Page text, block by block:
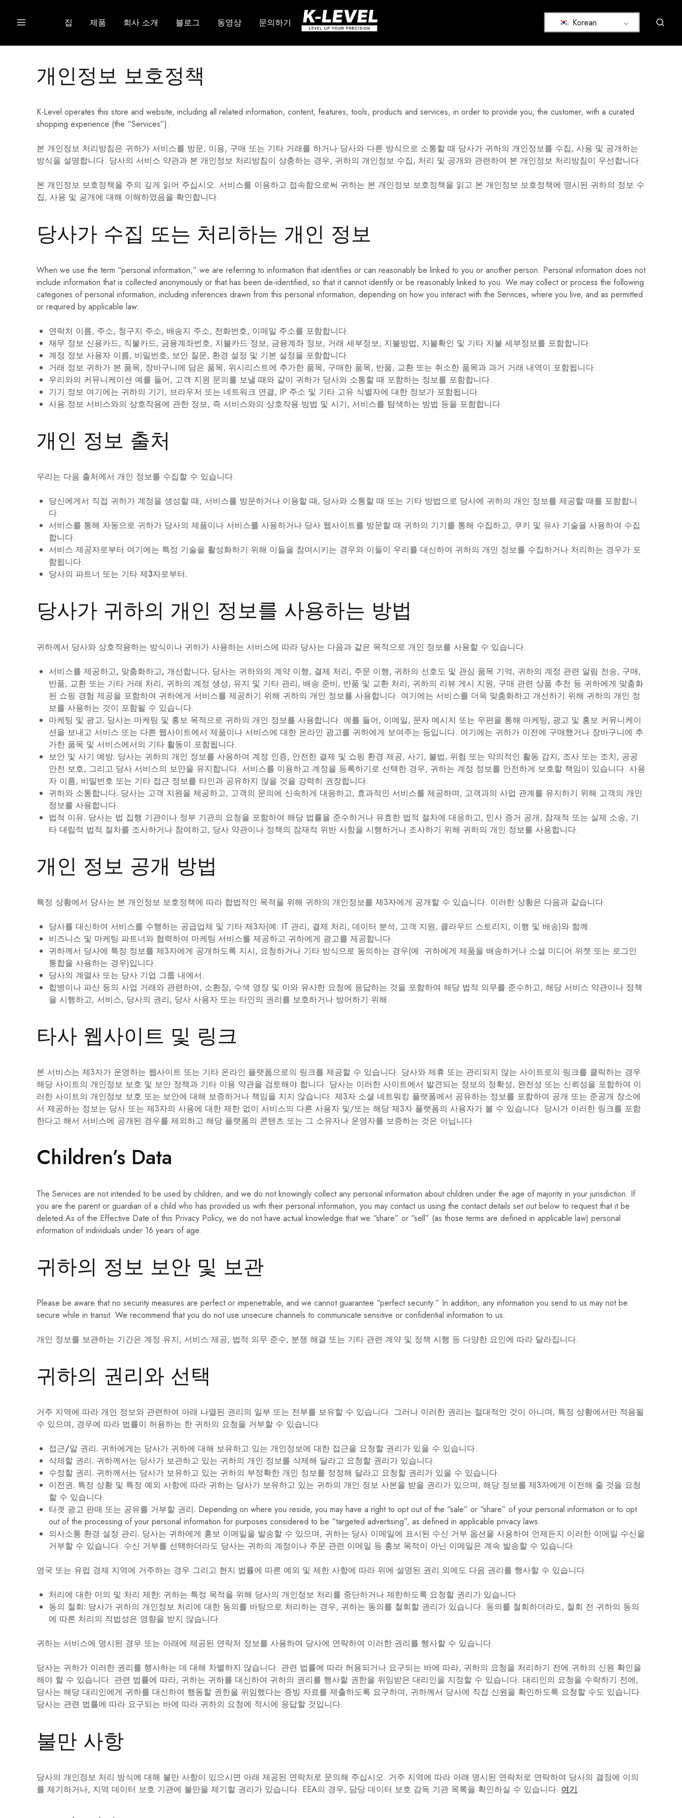
집 제품 회사 소개 블로그 동영상 문의하기 K-
레
비
의
제
조
업
당
사
레
이
레
벨,
레
저
레
리
등
전
급
레
이
저
구
의
연
구,
개
발
및
제
조
를
전
문
가
측
정
구
는
어
링
및
분
야
요
구
사
항
을
족
하
도
록
계
되
었
습
니
다.
Korean
개인정보 보호정책
K-Level operates this store and website, including all related information, content, features, tools, products and services, in order to provide you, the customer, with a curated
shopping experience (the “Services”).
본 개인정보 처리방침은 귀하가 서비스를 방문, 이용, 구매 또는 기타 거래를 하거나 당사와 다른 방식으로 소통할 때 당사가 귀하의 개인정보를 수집, 사용 및 공개하는
방식을 설명합니다. 당사의 서비스 약관과 본 개인정보 처리방침이 상충하는 경우, 귀하의 개인정보 수집, 처리 및 공개와 관련하여 본 개인정보 처리방침이 우선합니다.
본 개인정보 보호정책을 주의 깊게 읽어 주십시오. 서비스를 이용하고 접속함으로써 귀하는 본 개인정보 보호정책을 읽고 본 개인정보 보호정책에 명시된 귀하의 정보 수
집, 사용 및 공개에 대해 이해하였음을 확인합니다.
당사가 수집 또는 처리하는 개인 정보
When we use the term “personal information,” we are referring to information that identifies or can reasonably be linked to you or another person. Personal information does not
include information that is collected anonymously or that has been de-identified, so that it cannot identify or be reasonably linked to you. We may collect or process the following
categories of personal information, including inferences drawn from this personal information, depending on how you interact with the Services, where you live, and as permitted
or required by applicable law:
연락처 이름, 주소, 청구지 주소, 배송지 주소, 전화번호, 이메일 주소를 포함합니다.
재무 정보 신용카드, 직불카드, 금융계좌번호, 지불카드 정보, 금융계좌 정보, 거래 세부정보, 지불방법, 지불확인 및 기타 지불 세부정보를 포함합니다.
계정 정보 사용자 이름, 비밀번호, 보안 질문, 환경 설정 및 기본 설정을 포함합니다.
거래 정보 귀하가 본 품목, 장바구니에 담은 품목, 위시리스트에 추가한 품목, 구매한 품목, 반품, 교환 또는 취소한 품목과 과거 거래 내역이 포함됩니다.
우리와의 커뮤니케이션 예를 들어, 고객 지원 문의를 보낼 때와 같이 귀하가 당사와 소통할 때 포함하는 정보를 포함합니다.
기기 정보 여기에는 귀하의 기기, 브라우저 또는 네트워크 연결, IP 주소 및 기타 고유 식별자에 대한 정보가 포함됩니다.
사용 정보 서비스와의 상호작용에 관한 정보, 즉 서비스와의 상호작용 방법 및 시기, 서비스를 탐색하는 방법 등을 포함합니다.
개인 정보 출처
우리는 다음 출처에서 개인 정보를 수집할 수 있습니다.
당신에게서 직접 귀하가 계정을 생성할 때, 서비스를 방문하거나 이용할 때, 당사와 소통할 때 또는 기타 방법으로 당사에 귀하의 개인 정보를 제공할 때를 포함합니
다.
서비스를 통해 자동으로 귀하가 당사의 제품이나 서비스를 사용하거나 당사 웹사이트를 방문할 때 귀하의 기기를 통해 수집하고, 쿠키 및 유사 기술을 사용하여 수집
합니다.
서비스 제공자로부터 여기에는 특정 기술을 활성화하기 위해 이들을 참여시키는 경우와 이들이 우리를 대신하여 귀하의 개인 정보를 수집하거나 처리하는 경우가 포
함됩니다.
당사의 파트너 또는 기타 제3자로부터.
당사가 귀하의 개인 정보를 사용하는 방법
귀하께서 당사와 상호작용하는 방식이나 귀하가 사용하는 서비스에 따라 당사는 다음과 같은 목적으로 개인 정보를 사용할 수 있습니다.
서비스를 제공하고, 맞춤화하고, 개선합니다. 당사는 귀하와의 계약 이행, 결제 처리, 주문 이행, 귀하의 선호도 및 관심 품목 기억, 귀하의 계정 관련 알림 전송, 구매,
반품, 교환 또는 기타 거래 처리, 귀하의 계정 생성, 유지 및 기타 관리, 배송 준비, 반품 및 교환 처리, 귀하의 리뷰 게시 지원, 구매 관련 상품 추천 등 귀하에게 맞춤화
된 쇼핑 경험 제공을 포함하여 귀하에게 서비스를 제공하기 위해 귀하의 개인 정보를 사용합니다. 여기에는 서비스를 더욱 맞춤화하고 개선하기 위해 귀하의 개인 정
보를 사용하는 것이 포함될 수 있습니다.
마케팅 및 광고. 당사는 마케팅 및 홍보 목적으로 귀하의 개인 정보를 사용합니다. 예를 들어, 이메일, 문자 메시지 또는 우편을 통해 마케팅, 광고 및 홍보 커뮤니케이
션을 보내고 서비스 또는 다른 웹사이트에서 제품이나 서비스에 대한 온라인 광고를 귀하에게 보여주는 등입니다. 여기에는 귀하가 이전에 구매했거나 장바구니에 추
가한 품목 및 서비스에서의 기타 활동이 포함됩니다.
보안 및 사기 예방. 당사는 귀하의 개인 정보를 사용하여 계정 인증, 안전한 결제 및 쇼핑 환경 제공, 사기, 불법, 위험 또는 악의적인 활동 감지, 조사 또는 조치, 공공
안전 보호, 그리고 당사 서비스의 보안을 유지합니다. 서비스를 이용하고 계정을 등록하기로 선택한 경우, 귀하는 계정 정보를 안전하게 보호할 책임이 있습니다. 사용
자 이름, 비밀번호 또는 기타 접근 정보를 타인과 공유하지 않을 것을 강력히 권장합니다.
귀하와 소통합니다. 당사는 고객 지원을 제공하고, 고객의 문의에 신속하게 대응하고, 효과적인 서비스를 제공하며, 고객과의 사업 관계를 유지하기 위해 고객의 개인
정보를 사용합니다.
법적 이유. 당사는 법 집행 기관이나 정부 기관의 요청을 포함하여 해당 법률을 준수하거나 유효한 법적 절차에 대응하고, 민사 증거 공개, 잠재적 또는 실제 소송, 기
타 대립적 법적 절차를 조사하거나 참여하고, 당사 약관이나 정책의 잠재적 위반 사항을 시행하거나 조사하기 위해 귀하의 개인 정보를 사용합니다.
개인 정보 공개 방법
특정 상황에서 당사는 본 개인정보 보호정책에 따라 합법적인 목적을 위해 귀하의 개인정보를 제3자에게 공개할 수 있습니다. 이러한 상황은 다음과 같습니다.
당사를 대신하여 서비스를 수행하는 공급업체 및 기타 제3자(예: IT 관리, 결제 처리, 데이터 분석, 고객 지원, 클라우드 스토리지, 이행 및 배송)와 함께.
비즈니스 및 마케팅 파트너와 협력하여 마케팅 서비스를 제공하고 귀하에게 광고를 제공합니다.
귀하께서 당사에 특정 정보를 제3자에게 공개하도록 지시, 요청하거나 기타 방식으로 동의하는 경우(예: 귀하에게 제품을 배송하거나 소셜 미디어 위젯 또는 로그인
통합을 사용하는 경우)입니다.
당사의 계열사 또는 당사 기업 그룹 내에서.
합병이나 파산 등의 사업 거래와 관련하여, 소환장, 수색 영장 및 이와 유사한 요청에 응답하는 것을 포함하여 해당 법적 의무를 준수하고, 해당 서비스 약관이나 정책
을 시행하고, 서비스, 당사의 권리, 당사 사용자 또는 타인의 권리를 보호하거나 방어하기 위해.
타사 웹사이트 및 링크
본 서비스는 제3자가 운영하는 웹사이트 또는 기타 온라인 플랫폼으로의 링크를 제공할 수 있습니다. 당사와 제휴 또는 관리되지 않는 사이트로의 링크를 클릭하는 경우
해당 사이트의 개인정보 보호 및 보안 정책과 기타 이용 약관을 검토해야 합니다. 당사는 이러한 사이트에서 발견되는 정보의 정확성, 완전성 또는 신뢰성을 포함하여 이
러한 사이트의 개인정보 보호 또는 보안에 대해 보증하거나 책임을 지지 않습니다. 제3자 소셜 네트워킹 플랫폼에서 공유하는 정보를 포함하여 공개 또는 준공개 장소에
서 제공하는 정보는 당사 또는 제3자의 사용에 대한 제한 없이 서비스의 다른 사용자 및/또는 해당 제3자 플랫폼의 사용자가 볼 수 있습니다. 당사가 이러한 링크를 포함
한다고 해서 서비스에 공개된 경우를 제외하고 해당 플랫폼의 콘텐츠 또는 그 소유자나 운영자를 보증하는 것은 아닙니다.
Children’s Data
The Services are not intended to be used by children, and we do not knowingly collect any personal information about children under the age of majority in your jurisdiction. If
you are the parent or guardian of a child who has provided us with their personal information, you may contact us using the contact details set out below to request that it be
deleted.As of the Effective Date of this Privacy Policy, we do not have actual knowledge that we “share” or “sell” (as those terms are defined in applicable law) personal
information of individuals under 16 years of age.
귀하의 정보 보안 및 보관
Please be aware that no security measures are perfect or impenetrable, and we cannot guarantee “perfect security.” In addition, any information you send to us may not be
secure while in transit. We recommend that you do not use unsecure channels to communicate sensitive or confidential information to us.
개인 정보를 보관하는 기간은 계정 유지, 서비스 제공, 법적 의무 준수, 분쟁 해결 또는 기타 관련 계약 및 정책 시행 등 다양한 요인에 따라 달라집니다.
귀하의 권리와 선택
거주 지역에 따라 개인 정보와 관련하여 아래 나열된 권리의 일부 또는 전부를 보유할 수 있습니다. 그러나 이러한 권리는 절대적인 것이 아니며, 특정 상황에서만 적용될
수 있으며, 경우에 따라 법률이 허용하는 한 귀하의 요청을 거부할 수 있습니다.
접근/알 권리. 귀하에게는 당사가 귀하에 대해 보유하고 있는 개인정보에 대한 접근을 요청할 권리가 있을 수 있습니다.
삭제할 권리. 귀하께서는 당사가 보관하고 있는 귀하의 개인 정보를 삭제해 달라고 요청할 권리가 있습니다.
수정할 권리. 귀하께서는 당사가 보유하고 있는 귀하의 부정확한 개인 정보를 정정해 달라고 요청할 권리가 있을 수 있습니다.
이전권. 특정 상황 및 특정 예외 사항에 따라 귀하는 당사가 보유하고 있는 귀하의 개인 정보 사본을 받을 권리가 있으며, 해당 정보를 제3자에게 이전해 줄 것을 요청
할 수 있습니다.
타겟 광고 판매 또는 공유를 거부할 권리. Depending on where you reside, you may have a right to opt out of the “sale” or “share” of your personal information or to opt
out of the processing of your personal information for purposes considered to be “targeted advertising”, as defined in applicable privacy laws.
의사소통 환경 설정 관리. 당사는 귀하에게 홍보 이메일을 발송할 수 있으며, 귀하는 당사 이메일에 표시된 수신 거부 옵션을 사용하여 언제든지 이러한 이메일 수신을
거부할 수 있습니다. 수신 거부를 선택하더라도 당사는 귀하의 계정이나 주문 관련 이메일 등 홍보 목적이 아닌 이메일은 계속 발송할 수 있습니다.
영국 또는 유럽 경제 지역에 거주하는 경우 그리고 현지 법률에 따른 예외 및 제한 사항에 따라 위에 설명된 권리 외에도 다음 권리를 행사할 수 있습니다.
처리에 대한 이의 및 처리 제한: 귀하는 특정 목적을 위해 당사의 개인정보 처리를 중단하거나 제한하도록 요청할 권리가 있습니다.
동의 철회: 당사가 귀하의 개인정보 처리에 대한 동의를 바탕으로 처리하는 경우, 귀하는 동의를 철회할 권리가 있습니다. 동의를 철회하더라도, 철회 전 귀하의 동의
에 따른 처리의 적법성은 영향을 받지 않습니다.
귀하는 서비스에 명시된 경우 또는 아래에 제공된 연락처 정보를 사용하여 당사에 연락하여 이러한 권리를 행사할 수 있습니다.
당사는 귀하가 이러한 권리를 행사하는 데 대해 차별하지 않습니다. 관련 법률에 따라 허용되거나 요구되는 바에 따라, 귀하의 요청을 처리하기 전에 귀하의 신원 확인을
해야 할 수 있습니다. 관련 법률에 따라, 귀하는 귀하를 대신하여 귀하의 권리를 행사할 권한을 위임받은 대리인을 지정할 수 있습니다. 대리인의 요청을 수락하기 전에,
당사는 해당 대리인에게 귀하를 대신하여 행동할 권한을 위임했다는 증빙 자료를 제출하도록 요구하며, 귀하께서 당사에 직접 신원을 확인하도록 요청할 수도 있습니다.
당사는 관련 법률에 따라 요구되는 바에 따라 귀하의 요청에 적시에 응답할 것입니다.
불만 사항
당사의 개인정보 처리 방식에 대해 불만 사항이 있으시면 아래 제공된 연락처로 문의해 주십시오. 거주 지역에 따라 아래 명시된 연락처로 연락하여 당사의 결정에 이의
를 제기하거나, 지역 데이터 보호 기관에 불만을 제기할 권리가 있습니다. EEA의 경우, 담당 데이터 보호 감독 기관 목록을 확인하실 수 있습니다. 여기.